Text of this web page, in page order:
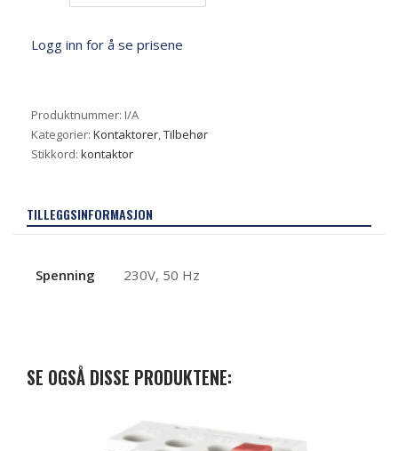
Logg inn for å se prisene
Produktnummer: I/A
Kategorier: Kontaktorer,Tilbehør
Stikkord: kontaktor
TILLEGGSINFORMASJON
Spenning 230V, 50 Hz
SE OGSÅ DISSE PRODUKTENE: